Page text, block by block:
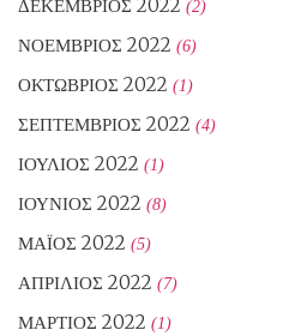
ΔΕΚΈΜΒΡΙΟΣ 2022 (2)
ΝΟΈΜΒΡΙΟΣ 2022 (6)
ΟΚΤΏΒΡΙΟΣ 2022 (1)
ΣΕΠΤΈΜΒΡΙΟΣ 2022 (4)
ΙΟΎΛΙΟΣ 2022 (1)
ΙΟΎΝΙΟΣ 2022 (8)
ΜΆΙΟΣ 2022 (5)
ΑΠΡΊΛΙΟΣ 2022 (7)
ΜΆΡΤΙΟΣ 2022 (1)